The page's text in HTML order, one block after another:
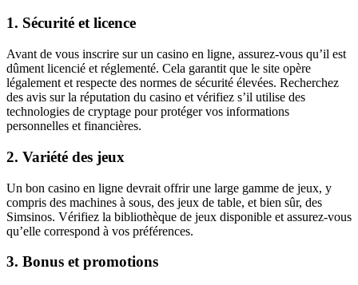
1. Sécurité et licence
Avant de vous inscrire sur un casino en ligne, assurez-vous qu’il est
dûment licencié et réglementé. Cela garantit que le site opère
légalement et respecte des normes de sécurité élevées. Recherchez
des avis sur la réputation du casino et vérifiez s’il utilise des
technologies de cryptage pour protéger vos informations
personnelles et financières.
2. Variété des jeux
Un bon casino en ligne devrait offrir une large gamme de jeux, y
compris des machines à sous, des jeux de table, et bien sûr, des
Simsinos. Vérifiez la bibliothèque de jeux disponible et assurez-vous
qu’elle correspond à vos préférences.
3. Bonus et promotions